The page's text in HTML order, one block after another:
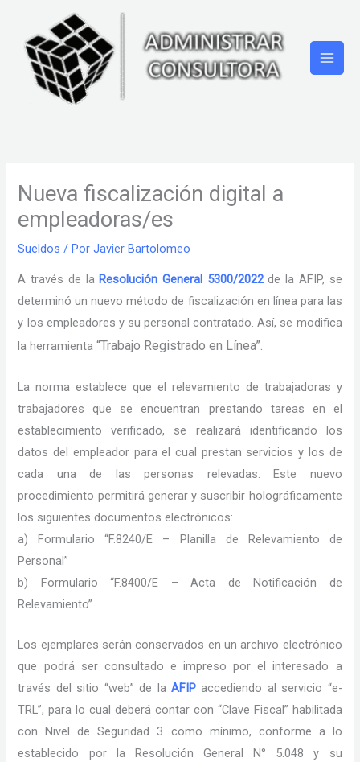
contenido
Nueva fiscalización digital a
empleadoras/es
Sueldos / PorJavier Bartolomeo
A través de la Resolución General 5300/2022 de la AFIP, se
determinó un nuevo método de fiscalización en línea para las
y los empleadores y su personal contratado. Así, se modifica
la herramienta “Trabajo Registrado en Línea”.
La norma establece que el relevamiento de trabajadoras y
trabajadores que se encuentran prestando tareas en el
establecimiento verificado, se realizará identificando los
datos del empleador para el cual prestan servicios y los de
cada una de las personas relevadas. Este nuevo
procedimiento permitirá generar y suscribir holográficamente
los siguientes documentos electrónicos:
a) Formulario “F.8240/E – Planilla de Relevamiento de
Personal”
b) Formulario “F.8400/E – Acta de Notificación de
Relevamiento”
Los ejemplares serán conservados en un archivo electrónico
que podrá ser consultado e impreso por el interesado a
través del sitio “web” de la AFIPaccediendo al servicio “e-
TRL”, para lo cual deberá contar con “Clave Fiscal” habilitada
con Nivel de Seguridad 3 como mínimo, conforme a lo
establecido por la Resolución General N° 5.048 y su